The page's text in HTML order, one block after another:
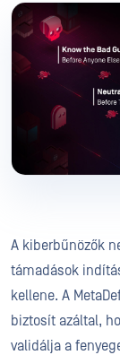
A kiberbűnözők
támadások
kellene. A
biztosít azáltal,
validálja a